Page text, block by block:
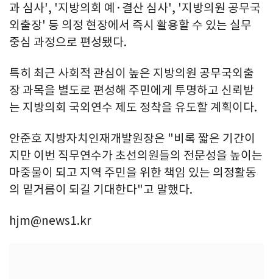
과 심사', '지방의회 예·결산 심사', '지방의원 공무국
외출장' 등 의정 현장에서 즉시 활용할 수 있는 실무
중심 과정으로 편성됐다.
특히 최근 사회적 관심이 높은 지방의원 공무국외출
장 과목을 별도로 편성해 주민에게 투명하고 신뢰받
는 지방의회 국외연수 제도 정착을 유도할 계획이다.
안준호 지방자치인재개발원장은 "비록 짧은 기간이
지만 이번 직무연수가 초선의원들의 전문성을 높이는
마중물이 되고 지역 주민을 위한 책임 있는 의정활동
의 밑거름이 되길 기대한다"고 말했다.
hjm@news1.kr